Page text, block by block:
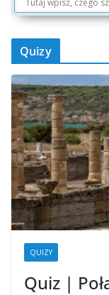
Quizy
QUIZY
Quiz |